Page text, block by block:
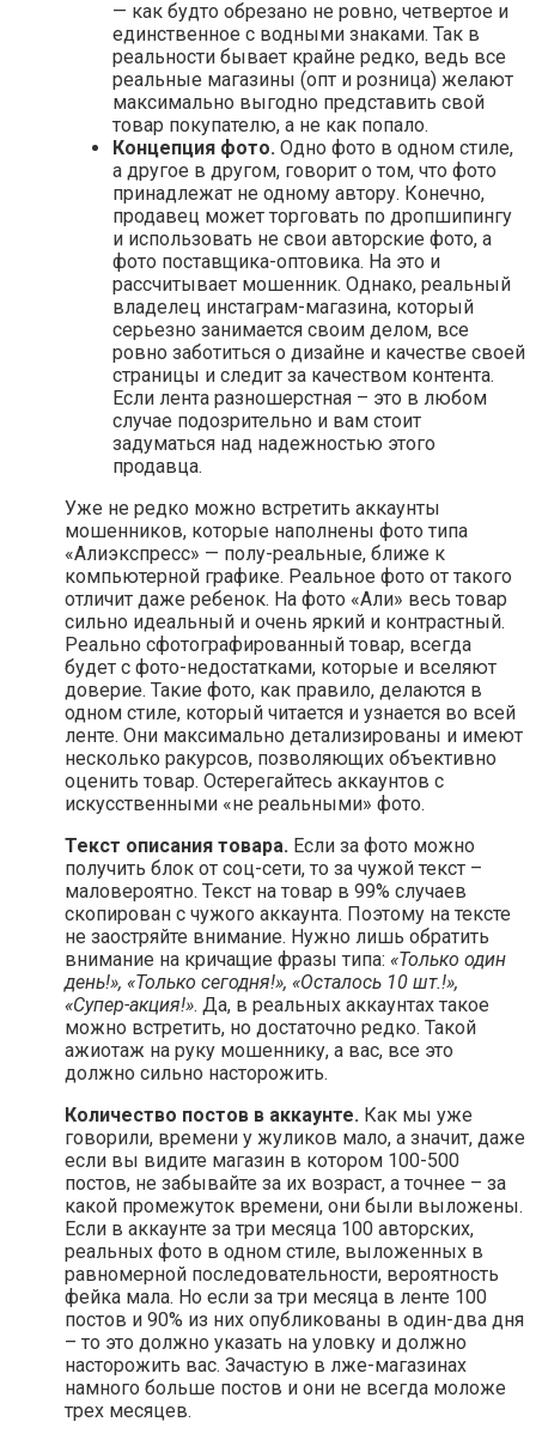
— как будто обрезано не ровно, четвертое и
единственное с водными знаками. Так в
реальности бывает крайне редко, ведь все
реальные магазины (опт и розница) желают
максимально выгодно представить свой
товар покупателю, а не как попало.
Концепция фото. Одно фото в одном стиле,
а другое в другом, говорит о том, что фото
принадлежат не одному автору. Конечно,
продавец может торговать по дропшипингу
и использовать не свои авторские фото, а
фото поставщика-оптовика. На это и
рассчитывает мошенник. Однако, реальный
владелец инстаграм-магазина, который
серьезно занимается своим делом, все
ровно заботиться о дизайне и качестве своей
страницы и следит за качеством контента.
Если лента разношерстная – это в любом
случае подозрительно и вам стоит
задуматься над надежностью этого
продавца.
Уже не редко можно встретить аккаунты
мошенников, которые наполнены фото типа
«Алиэкспресс» — полу-реальные, ближе к
компьютерной графике. Реальное фото от такого
отличит даже ребенок. На фото «Али» весь товар
сильно идеальный и очень яркий и контрастный.
Реально сфотографированный товар, всегда
будет с фото-недостатками, которые и вселяют
доверие. Такие фото, как правило, делаются в
одном стиле, который читается и узнается во всей
ленте. Они максимально детализированы и имеют
несколько ракурсов, позволяющих объективно
оценить товар. Остерегайтесь аккаунтов с
искусственными «не реальными» фото.
Текст описания товара. Если за фото можно
получить блок от соц-сети, то за чужой текст –
маловероятно. Текст на товар в 99% случаев
скопирован с чужого аккаунта. Поэтому на тексте
не заостряйте внимание. Нужно лишь обратить
внимание на кричащие фразы типа: «Только один
день!», «Только сегодня!», «Осталось 10 шт.!»,
«Супер-акция!». Да, в реальных аккаунтах такое
можно встретить, но достаточно редко. Такой
ажиотаж на руку мошеннику, а вас, все это
должно сильно насторожить.
Количество постов в аккаунте. Как мы уже
говорили, времени у жуликов мало, а значит, даже
если вы видите магазин в котором 100-500
постов, не забывайте за их возраст, а точнее – за
какой промежуток времени, они были выложены.
Если в аккаунте за три месяца 100 авторских,
реальных фото в одном стиле, выложенных в
равномерной последовательности, вероятность
фейка мала. Но если за три месяца в ленте 100
постов и 90% из них опубликованы в один-два дня
– то это должно указать на уловку и должно
насторожить вас. Зачастую в лже-магазинах
намного больше постов и они не всегда моложе
трех месяцев.